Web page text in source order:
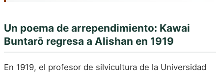
Un poema de arrependimiento: Kawai
Buntarō regresa a Alishan en 1919
En 1919, el profesor de silvicultura de la Universidad